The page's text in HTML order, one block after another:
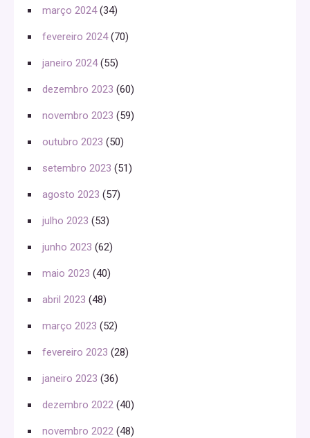
março 2024(34)
fevereiro 2024(70)
janeiro 2024(55)
dezembro 2023 (60)
novembro 2023 (59)
outubro 2023 (50)
setembro 2023 (51)
agosto 2023 (57)
julho 2023 (53)
junho 2023 (62)
maio 2023 (40)
abril 2023 (48)
março 2023 (52)
fevereiro 2023 (28)
janeiro 2023 (36)
dezembro 2022 (40)
novembro 2022 (48)